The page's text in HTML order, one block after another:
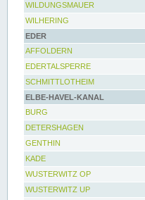
WILDUNGSMAUER
WILHERING
EDER
AFFOLDERN
EDERTALSPERRE
SCHMITTLOTHEIM
ELBE-HAVEL-KANAL
BURG
DETERSHAGEN
GENTHIN
KADE
WUSTERWITZ OP
WUSTERWITZ UP